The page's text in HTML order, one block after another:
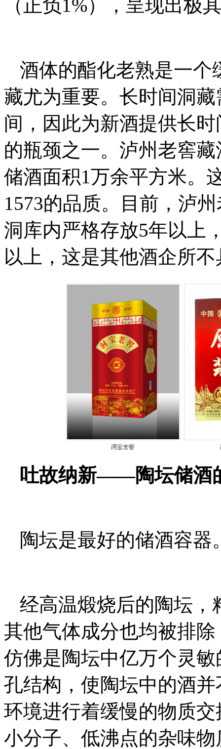
（正负1%），呈现出极
酒体的酯化老熟是一个
藏尤为重要。长时间洞
间，因此为新酒提供长
的瓶颈之一。泸州老窖
储酒面积1万余平方米。
1573的品质。目前，泸
洞库内严格存放5年以上
以上，这是其他酒企所
吐故纳新——陶坛储酒
陶坛是最好的储酒容器
经高温煅烧后的陶坛，
其他气体成分也均被排
仿佛是陶坛中亿万个灵
孔结构，使陶坛中的酒
环境进行着缓慢的物质
小分子、低沸点的杂味